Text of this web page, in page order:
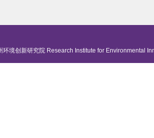
境创新研究院 Research Institute for Environmental